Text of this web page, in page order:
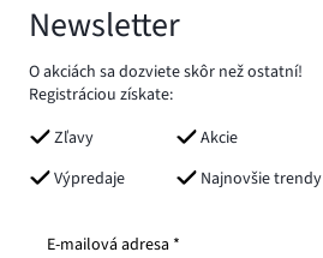
Newsletter
O akciách sa dozviete skôr než ostatní!
Registráciou získate:
Zľavy
Akcie
Výpredaje
Najnovšie trendy
E-mailová adresa *